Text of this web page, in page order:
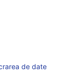
de date